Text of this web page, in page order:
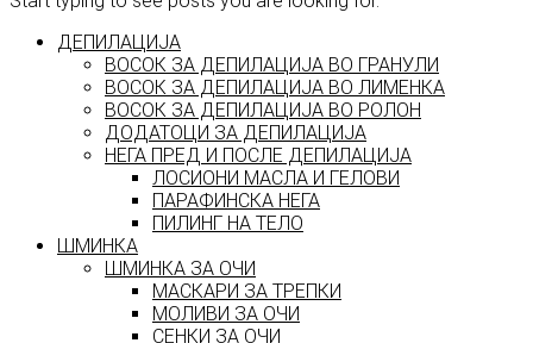
ДЕПИЛАЦИЈА
ВОСОК ЗА ДЕПИЛАЦИЈА ВО ГРАНУЛИ
ВОСОК ЗА ДЕПИЛАЦИЈА ВО ЛИМЕНКА
ВОСОК ЗА ДЕПИЛАЦИЈА ВО РОЛОН
ДОДАТОЦИ ЗА ДЕПИЛАЦИЈА
НЕГА ПРЕД И ПОСЛЕ ДЕПИЛАЦИЈА
ЛОСИОНИ МАСЛА И ГЕЛОВИ
ПАРАФИНСКА НЕГА
ПИЛИНГ НА ТЕЛО
ШМИНКА
ШМИНКА ЗА ОЧИ
МАСКАРИ ЗА ТРЕПКИ
МОЛИВИ ЗА ОЧИ
СЕНКИ ЗА ОЧИ